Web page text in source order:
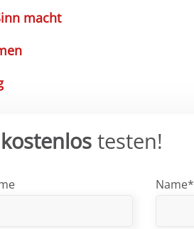
macht
kostenlos testen!
Name*